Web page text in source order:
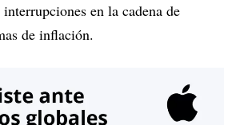
en la cadena de
de inflación.